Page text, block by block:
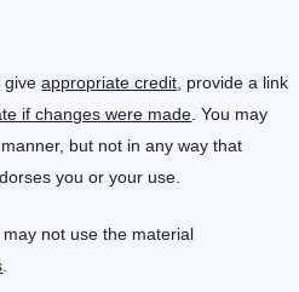
giveappropriate credit , provide a link
if changes were made . You may
but not in any way that
you or your use.
not use the material
.